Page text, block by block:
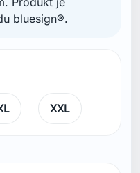
bluesign®.
XXL